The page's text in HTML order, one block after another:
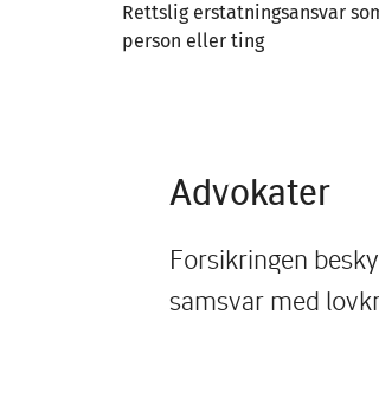
Rettslig erstatningsansvar
person eller ting
Advokater
Forsikringen
samsvar med